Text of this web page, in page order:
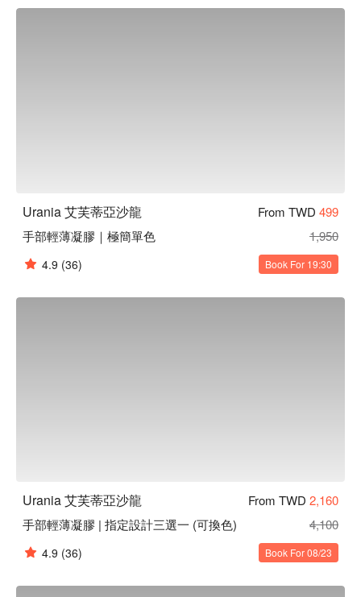
Urania 艾芙蒂亞沙龍 From TWD 499
手部輕薄凝膠｜極簡單色
1,950
4.9 (36) Book For 19:30
Urania 艾芙蒂亞沙龍 From TWD 2,160
手部輕薄凝膠 | 指定設計三選一 (可換色)
4,100
4.9 (36) Book For 08/23